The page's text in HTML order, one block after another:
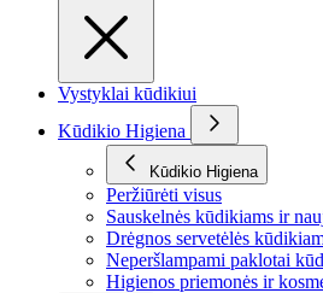
Vystyklai kūdikiui
Kūdikio Higiena
Kūdikio Higiena
Peržiūrėti visus
Sauskelnės kūdikiams ir
Drėgnos servetėlės
Neperšlampami paklotai
Higienos priemonės ir